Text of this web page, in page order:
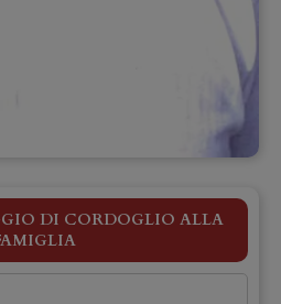
DI CORDOGLIO ALLA